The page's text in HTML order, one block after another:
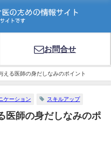
お問合せ
える医師の身だしなみのポイント
ケーション スキルアップ
医師の身だしなみのポ